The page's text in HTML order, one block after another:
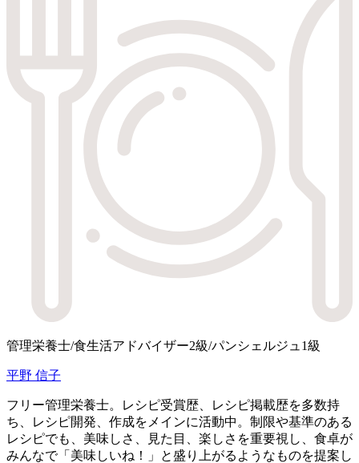
管理栄養士/食生活アドバイザー2級/パンシェルジュ1級
平野 信子
フリー管理栄養士。レシピ受賞歴、レシピ掲載歴を多数持
ち、レシピ開発、作成をメインに活動中。制限や基準のある
レシピでも、美味しさ、見た目、楽しさを重要視し、 食卓が
みんなで「美味しいね！」と盛り上がるようなものを提案し